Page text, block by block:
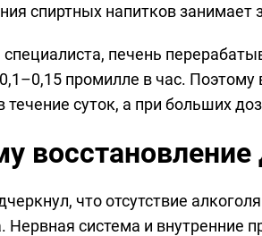
спиртных напитков
печень
промилле в час.
течение суток, а при больших
что отсутствие
Нервная система и внутренние